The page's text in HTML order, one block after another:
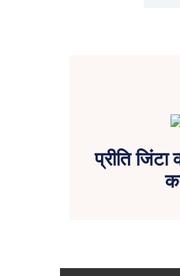
प्रीति